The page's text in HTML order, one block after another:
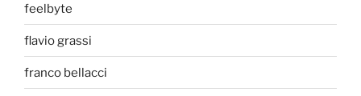
feelbyte
flavio grassi
franco bellacci